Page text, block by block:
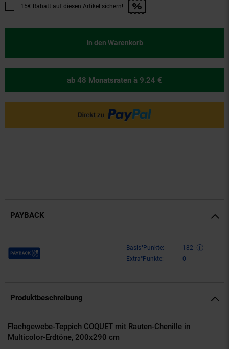
Promotion "15€ Rabatt auf diesen Artikel sichern!" anwenden
15€ Rabatt auf diesen Artikel sichern!
In den Warenkorb
ab 48 Monatsraten à 9.24 €
PAYBACK
Payback Punkte Basis°Punkte:
182
Extra°Punkte:
0
Produktbeschreibung
Flachgewebe-Teppich COQUET mit Rauten-Chenille in
Multicolor-Erdtöne, 200x290 cm